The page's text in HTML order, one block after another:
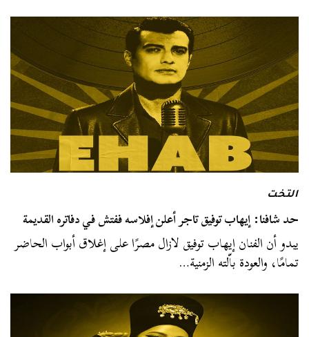
التخت
حد شافنا: إيهاب توفيق تاجر أعلن إفلاسه ففتش في دفاتره القديمة
يبدو أن الفنان إيهاب توفيق لازال مصرًا على إغلاق أبواب الحاضر
تمامًا، والعودة باّلته الزمنية…